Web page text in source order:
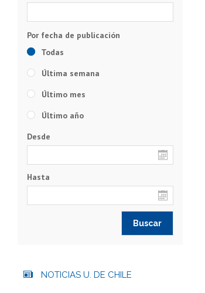
Todas
Última semana
Último mes
Último año
Desde
Hasta
NOTICIAS U. DE CHILE